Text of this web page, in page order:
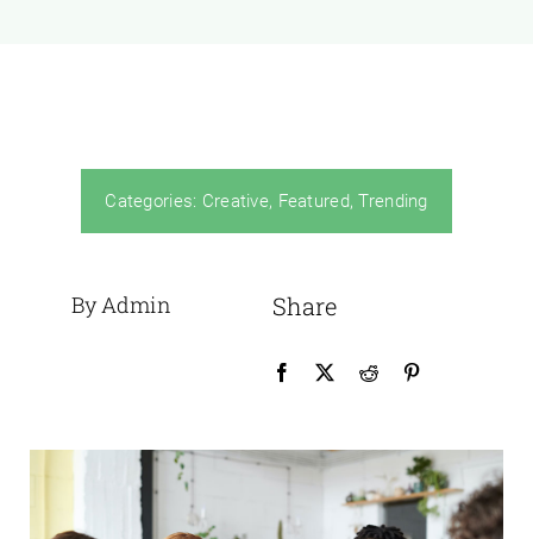
Categories: Creative, Featured,Trending
By Admin Share